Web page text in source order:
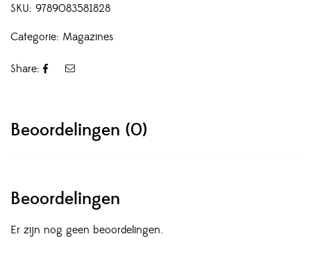
SKU: 9789083581828
Categorie: Magazines
Share:
Beoordelingen (0)
Beoordelingen
Er zijn nog geen beoordelingen.